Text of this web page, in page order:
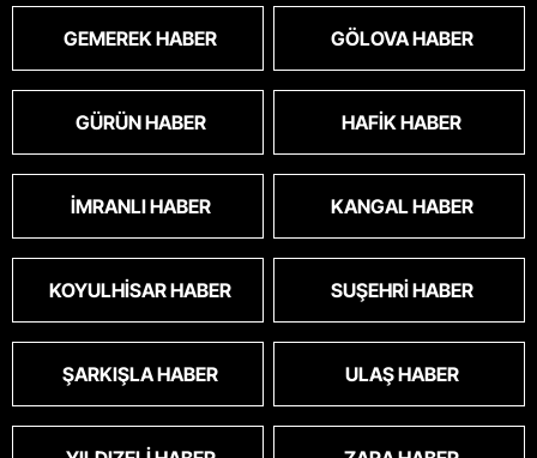
GEMEREK HABER GÖLOVA HABER
GÜRÜN HABER HAFIK HABER
İMRANLI HABER KANGAL HABER
KOYULHISAR HABER SUŞEHRI HABER
ŞARKIŞLA HABER ULAŞ HABER